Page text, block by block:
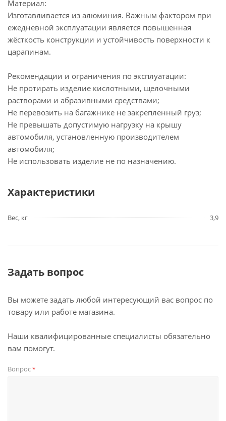
Материал:
Изготавливается из алюминия. Важным фактором при
ежедневной эксплуатации является повышенная
жёсткость конструкции и устойчивость поверхности к
царапинам.
Рекомендации и ограничения по эксплуатации:
Не протирать изделие кислотными, щелочными
растворами и абразивными средствами;
Не перевозить на багажнике не закрепленный груз;
Не превышать допустимую нагрузку на крышу
автомобиля, установленную производителем
автомобиля;
Не использовать изделие не по назначению.
Характеристики
Вес, кг 3,9
Задать вопрос
Вы можете задать любой интересующий вас вопрос по
товару или работе магазина.
Наши квалифицированные специалисты обязательно
вам помогут.
Вопрос*